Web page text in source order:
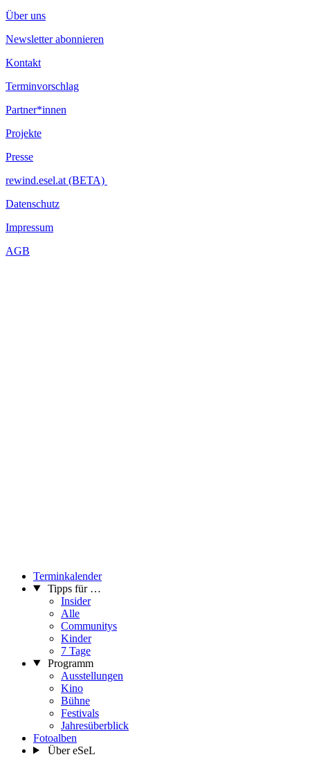
Über uns
Newsletter abonnieren
Kontakt
Terminvorschlag
Partner*innen
Projekte
Presse
rewind.esel.at (BETA)
Datenschutz
Impressum
AGB
Terminkalender
Tipps für …
Insider
Alle
Communitys
Kinder
7 Tage
Programm
Ausstellungen
Kino
Bühne
Festivals
Jahresüberblick
Fotoalben
Über eSeL